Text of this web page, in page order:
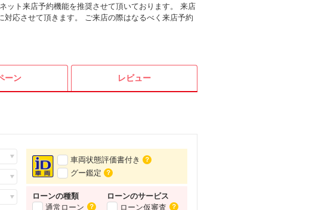
ット来店予約機能を推奨させて頂いております。 来店
応させて頂きます。 ご来店の際はなるべく来店予約
ーン レビュー
車両状態評価書付き ？
グー鑑定 ？
ローンの種類
通常ローン
？
ローンのサービス
ローン仮審査
？